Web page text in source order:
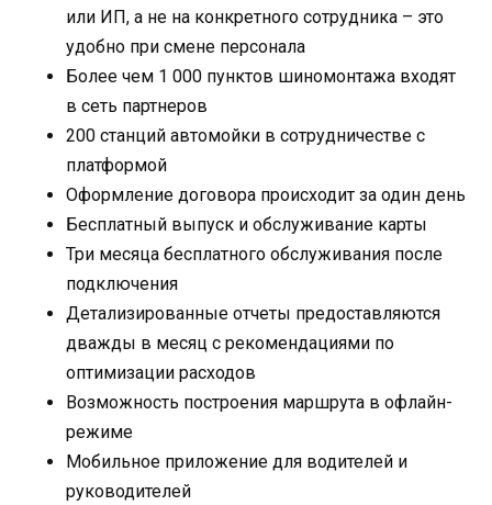
или ИП, а не на конкретного сотрудника – это
удобно при смене персонала
Более чем 1 000 пунктов шиномонтажа входят
в сеть партнеров
200 станций автомойки в сотрудничестве с
платформой
Оформление договора происходит за один день
Бесплатный выпуск и обслуживание карты
Три месяца бесплатного обслуживания после
подключения
Детализированные отчеты предоставляются
дважды в месяц с рекомендациями по
оптимизации расходов
Возможность построения маршрута в офлайн-
режиме
Мобильное приложение для водителей и
руководителей